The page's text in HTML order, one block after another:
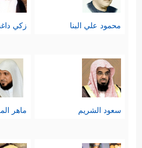
محمود علي البنا زكي
سعود الشريم ماهر